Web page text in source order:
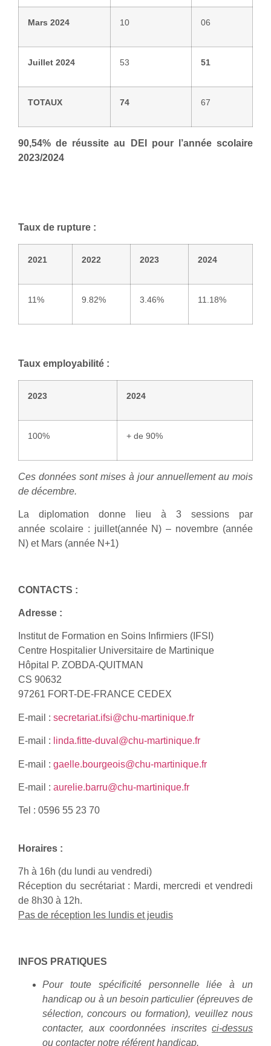
Mars 2024 10 06
Juillet 2024 53 51
TOTAUX 74 67
90,54% de réussite au DEI pour l’année scolaire
2023/2024
Taux de rupture :
2021 2022 2023 2024
11% 9.82% 3.46% 11.18%
Taux employabilité :
2023 2024
100% + de 90%
Ces données sont mises à jour annuellement au mois
de décembre.
La diplomation donne lieu à 3 sessions par
année scolaire : juillet(année N) – novembre (année
N) et Mars (année N+1)
CONTACTS :
Adresse :
Institut de Formation en Soins Infirmiers (IFSI)
Centre Hospitalier Universitaire de Martinique
Hôpital P. ZOBDA-QUITMAN
CS 90632
97261 FORT-DE-FRANCE CEDEX
E-mail : secretariat.ifsi@chu-martinique.fr
E-mail : linda.fitte-duval@chu-martinique.fr
E-mail : gaelle.bourgeois@chu-martinique.fr
E-mail : aurelie.barru@chu-martinique.fr
Tel : 0596 55 23 70
Horaires :
7h à 16h (du lundi au vendredi)
Réception du secrétariat : Mardi, mercredi et vendredi
de 8h30 à 12h.
Pas de réception les lundis et jeudis
INFOS PRATIQUES
Pour toute spécificité personnelle liée à un
handicap ou à un besoin particulier (épreuves de
sélection, concours ou formation), veuillez nous
contacter, aux coordonnées inscrites ci-dessus
ou contacter notre référent handicap.